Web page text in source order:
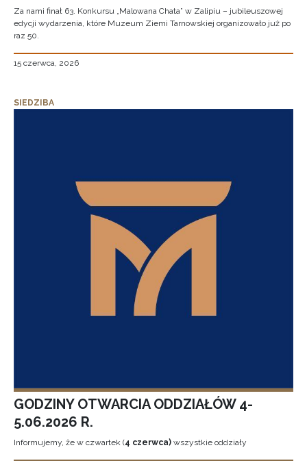
Za nami finał 63. Konkursu „Malowana Chata” w Zalipiu – jubileuszowej
edycji wydarzenia, które Muzeum Ziemi Tarnowskiej organizowało już po
raz 50.
15 czerwca, 2026
SIEDZIBA
GODZINY OTWARCIA ODDZIAŁÓW 4-
5.06.2026 R.
Informujemy, że w czwartek (4 czerwca) wszystkie oddziały